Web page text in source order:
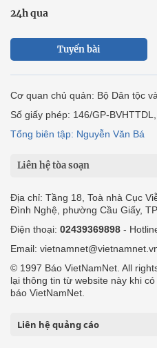
24h qua
Tuyến bài
Cơ quan chủ quản: Bộ Dân tộc
Số giấy phép: 146/GP-
Tổng biên tập: Nguyễn Văn Bá
Liên hệ tòa soạn
Địa chỉ: Tầng 18, Toà nhà Cục
Đình Nghệ, phường Cầu Giấy,
Điện thoại: 02439369898 -
Email:
© 1997 Báo VietNamNet. All
lại thông tin từ website này khi
báo VietNamNet.
Liên hệ quảng cáo